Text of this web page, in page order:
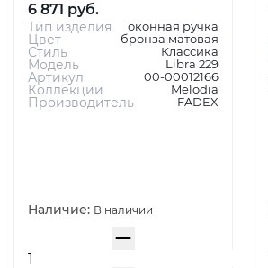
6 871 руб.
Тип изделия оконная ручка
Цвет бронза матовая
Стиль Классика
Модель Libra 229
Артикул 00-00012166
Коллекции Melodia
Производитель FADEX
Наличие: В наличии